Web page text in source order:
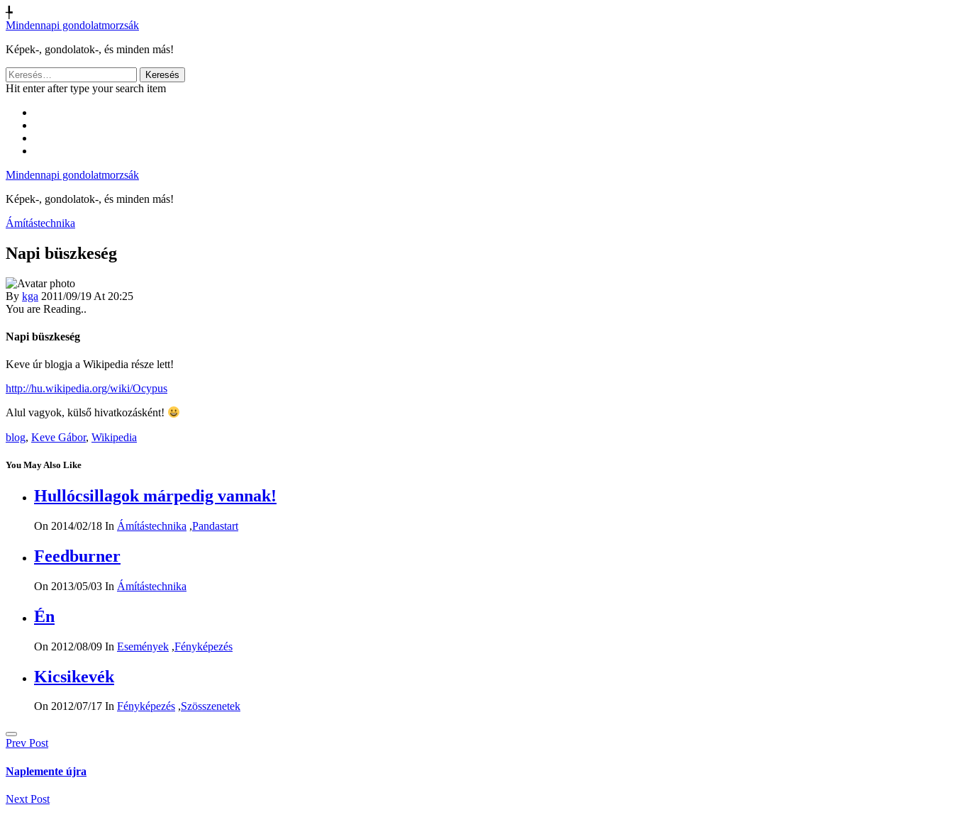
╄
Mindennapi gondolatmorzsák
Képek-, gondolatok-, és minden más!
Keresés:
Hit enter after type your search item
Mindennapi gondolatmorzsák
Képek-, gondolatok-, és minden más!
Ámítástechnika
Napi büszkeség
By kga 2011/09/19 At 20:25
You are Reading..
Napi büszkeség
Keve úr blogja a Wikipedia része lett!
http://hu.wikipedia.org/wiki/Ocypus
Alul vagyok, külső hivatkozásként!
blog, Keve Gábor, Wikipedia
You May Also Like
Hullócsillagok márpedig vannak!
On 2014/02/18 In Ámítástechnika ,Pandastart
Feedburner
On 2013/05/03 In Ámítástechnika
Én
On 2012/08/09 In Események ,Fényképezés
Kicsikevék
On 2012/07/17 In Fényképezés ,Szösszenetek
Bejegyzés
navigáció
Prev Post
Naplemente újra
Next Post